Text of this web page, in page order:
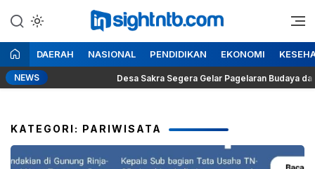
ke
konten
Insight NTB
Berita Seputar NTB
DAERAH NASIONAL PENDIDIKAN EKONOMI
NEWS Desa Sakra Segera Gelar Pagelaran Budaya dan Tosan
KATEGORI: PARIWISATA